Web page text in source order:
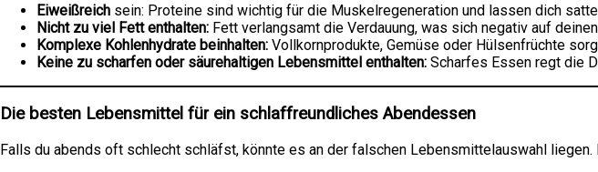
Eiweißreich sein: Proteine sind wichtig für die Muskelregeneration und lassen dich
Nicht zu viel Fett enthalten: Fett verlangsamt die Verdauung, was sich negativ auf
Komplexe Kohlenhydrate beinhalten: Vollkornprodukte, Gemüse oder Hülsenfrüchte
Keine zu scharfen oder säurehaltigen Lebensmittel enthalten: Scharfes Essen regt die
Die besten Lebensmittel für ein schlaffreundliches Abendessen
Falls du abends oft schlecht schläfst, könnte es an der falschen Lebensmittelauswahl